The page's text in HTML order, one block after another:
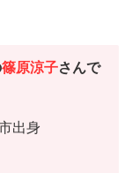
篠原涼子さんで
出身